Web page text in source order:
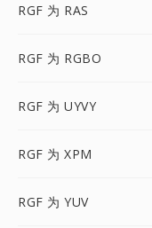
RGF 为 RAS
RGF 为 RGBO
RGF 为 UYVY
RGF 为 XPM
RGF 为 YUV